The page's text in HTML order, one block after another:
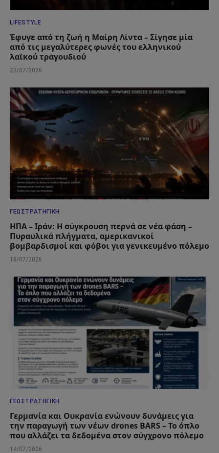
LIFESTYLE
Έφυγε από τη ζωή η Μαίρη Λίντα – Σίγησε μία
από τις μεγαλύτερες φωνές του ελληνικού
λαϊκού τραγουδιού
22/07/2026
ΓΕΩΣΤΡΑΤΗΓΙΚΉ
ΗΠΑ – Ιράν: Η σύγκρουση περνά σε νέα φάση –
Πυραυλικά πλήγματα, αμερικανικοί
βομβαρδισμοί και φόβοι για γενικευμένο πόλεμο
18/07/2026
ΓΕΩΣΤΡΑΤΗΓΙΚΉ
Γερμανία και Ουκρανία ενώνουν δυνάμεις για
την παραγωγή των νέων drones BARS – Το όπλο
που αλλάζει τα δεδομένα στον σύγχρονο πόλεμο
14/07/2026